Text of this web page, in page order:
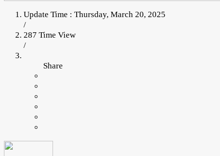
Update Time : Thursday, March 20, 2025
/
287 Time View
/
Share